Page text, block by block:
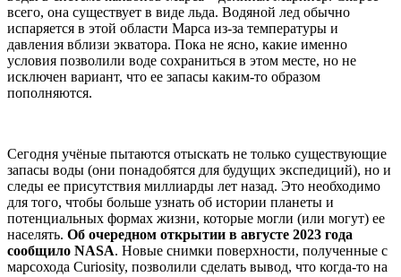
всего, она существует в виде льда. Водяной лед обычно
испаряется в этой области Марса из-за температуры и
давления вблизи экватора. Пока не ясно, какие именно
условия позволили воде сохраниться в этом месте, но не
исключен вариант, что ее запасы каким-то образом
пополняются.
Сегодня учёные пытаются отыскать не только существующие
запасы воды (они понадобятся для будущих экспедиций), но и
следы ее присутствия миллиарды лет назад. Это необходимо
для того, чтобы больше узнать об истории планеты и
потенциальных формах жизни, которые могли (или могут) ее
населять. Об очередном открытии в августе 2023 года
сообщило NASA. Новые снимки поверхности, полученные с
марсохода Curiosity, позволили сделать вывод, что когда-то на